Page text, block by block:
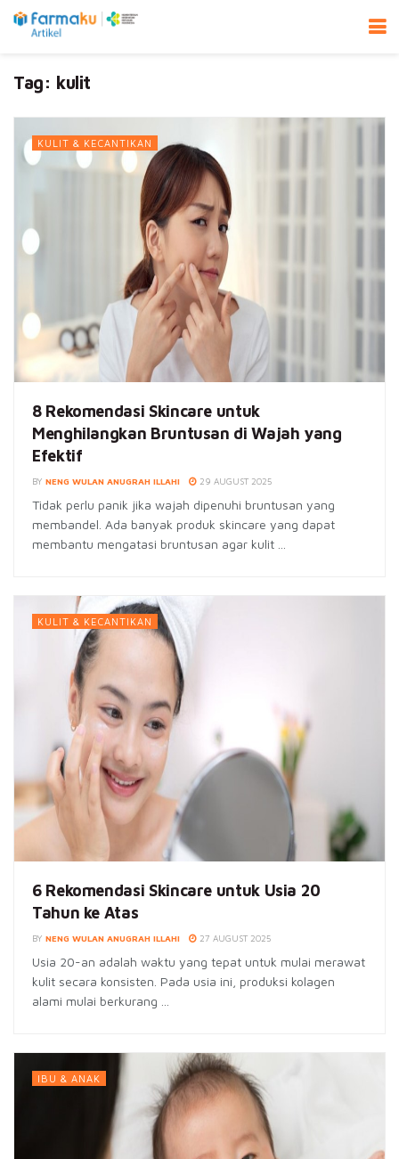
Tag: kulit
KULIT & KECANTIKAN
8 Rekomendasi Skincare untuk
Menghilangkan Bruntusan di Wajah yang
Efektif
BY NENG WULAN ANUGRAH ILLAHI 29 AUGUST 2025
Tidak perlu panik jika wajah dipenuhi bruntusan yang
membandel. Ada banyak produk skincare yang dapat
membantu mengatasi bruntusan agar kulit ...
KULIT & KECANTIKAN
6 Rekomendasi Skincare untuk Usia 20
Tahun ke Atas
BY NENG WULAN ANUGRAH ILLAHI 27 AUGUST 2025
Usia 20-an adalah waktu yang tepat untuk mulai merawat
kulit secara konsisten. Pada usia ini, produksi kolagen
alami mulai berkurang ...
IBU & ANAK